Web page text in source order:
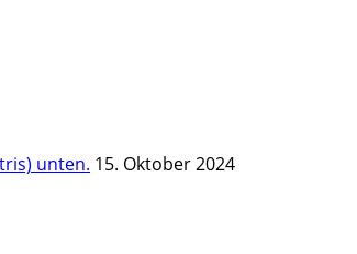
unten. 15. Oktober 2024